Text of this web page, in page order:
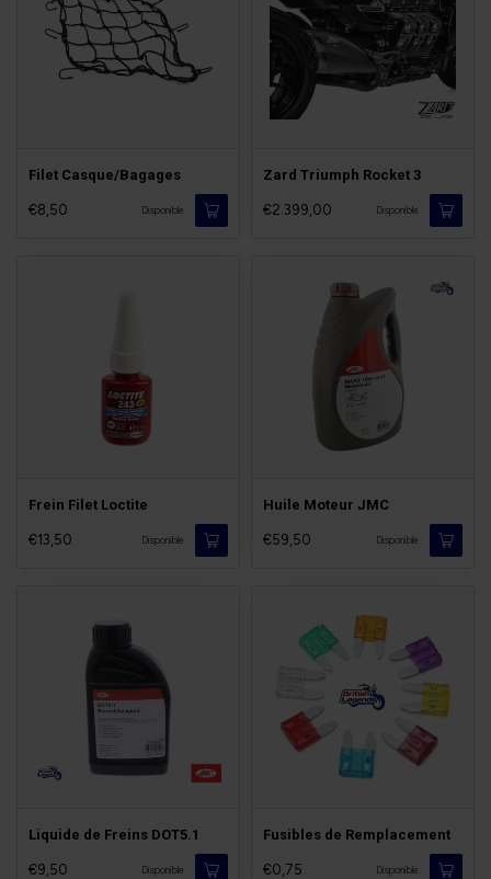
Filet Casque/Bagages
€8,50 Disponible
Zard Triumph Rocket 3
€2.399,00 Disponible
Frein Filet Loctite
€13,50 Disponible
Huile Moteur JMC
€59,50 Disponible
Liquide de Freins DOT5.1
€9,50 Disponible
Fusibles de Remplacement
€0,75 Disponible